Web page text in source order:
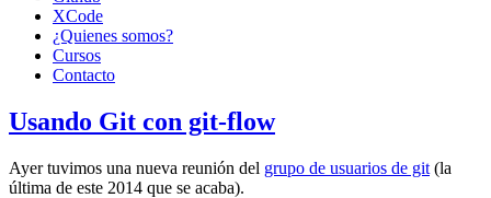
XCode
¿Quienes somos?
Cursos
Contacto
Usando Git con git-flow
Ayer tuvimos una nueva reunión del grupo de usuarios de git (la
última de este 2014 que se acaba).